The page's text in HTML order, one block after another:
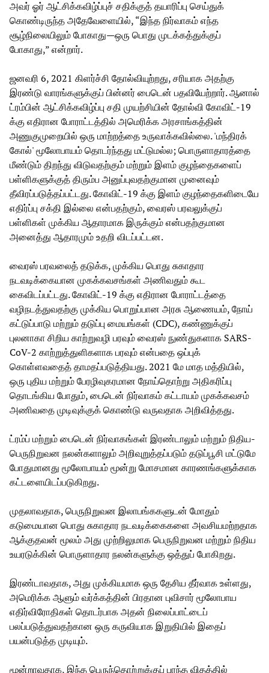
அவர் ஓர் ஆட்சிக்கவிழ்ப்புச் சதிக்குத் தயாரிப்பு செய்துக்
கொண்டிருந்த அதேவேளையில், “இந்த நிர்வாகம் எந்த
சூழ்நிலையிலும் போகாது—ஒரு பொது முடக்கத்துக்குப்
போகாது,” என்றார்.
ஜனவரி 6, 2021 கிளர்ச்சி தோல்வியுற்றது, சரியாக அதற்கு
இரண்டு வாரங்களுக்குப் பின்னர் பைடென் பதவியேற்றார். ஆனால்
ட்ரம்பின் ஆட்சிக்கவிழ்ப்பு சதி முயற்சியின் தோல்வி கோவிட்-19
க்கு எதிரான போராட்டத்தில் அமெரிக்க அரசாங்கத்தின்
அணுகுமுறையில் ஒரு மாற்றத்தை உருவாக்கவில்லை. 'மந்திரக்
கோல்' மூலோபாயம் தொடர்ந்தது மட்டுமல்ல; பொருளாதாரத்தை
மீண்டும் திறந்து விடுவதற்கும் மற்றும் இளம் குழந்தைகளைப்
பள்ளிகளுக்குத் திரும்ப அனுப்புவதற்குமான முனைவும்
தீவிரப்படுத்தப்பட்டது. கோவிட்-19 க்கு இளம் குழந்தைகளிடையே
எதிர்ப்பு சக்தி இல்லை என்பதற்கும், வைரஸ் பரவலுக்குப்
பள்ளிகள் முக்கிய ஆதாரமாக இருக்கும் என்பதற்குமான
அனைத்து ஆதாரமும் உதறி விடப்பட்டன.
வைரஸ் பரவலைத் தடுக்க, முக்கிய பொது சுகாதார
நடவடிக்கையான முகக்கவசங்கள் அணிவதும் கூட
கைவிடப்பட்டது. கோவிட்-19 க்கு எதிரான போராட்டத்தை
வழிநடத்துவதற்கு முக்கிய பொறுப்பான அரசு ஆணையம், நோய்
கட்டுப்பாடு மற்றும் தடுப்பு மையங்கள் (CDC), கண்ணுக்குப்
புலனாகா சிறிய காற்றுவழி பரவும் வைரஸ் நுண்துகளாக SARS-
CoV-2 காற்றுத்துளிகளாக பரவும் என்பதை ஒப்புக்
கொள்ளவதைத் தாமதப்படுத்தியது. 2021 மே மாத மத்தியில்,
ஒரு புதிய மற்றும் பேரழிவுகரமான நோய்தொற்று அதிகரிப்பு
தொடங்கிய போதும், பைடென் நிர்வாகம் கட்டாயம் முகக்கவசம்
அணிவதை முடிவுக்குக் கொண்டு வருவதாக அறிவித்தது.
ட்ரம்ப் மற்றும் பைடென் நிர்வாகங்கள் இரண்டாலும் மற்றும் நிதிய-
பெருநிறுவன நலன்களாலும் அறிவுறுத்தப்படும் தடுப்பூசி மட்டுமே
போதுமானது மூலோபாயம் மூன்று மோசமான காரணங்களுக்காக
கட்டளையிடப்படுகிறது.
முதலாவதாக, பெருநிறுவன இலாபங்ககளுடன் மோதும்
கடுமையான பொது சுகாதார நடவடிக்கைகளை அவசியமற்றதாக
ஆக்குதவன் மூலம் அது முற்றிலுமாக பெருநிறுவன மற்றும் நிதிய
உயரடுக்கின் பொருளாதார நலன்களுக்கு ஒத்துப் போகிறது.
இரண்டாவதாக, அது முக்கியமாக ஒரு தேசிய தீர்வாக உள்ளது,
அமெரிக்க ஆளும் வர்க்கத்தின் பிரதான புவிசார் மூலோபாய
எதிர்விரோதிகள் தொடர்பாக அதன் நிலைப்பாட்டைப்
பலப்படுத்துவதற்கான ஒரு கருவியாக இறுதியில் இதைப்
பயன்படுத்த முடியும்.
மூன்றாவதாக, இந்த பெருந்தொற்றுக்குப் பரந்த விதத்தில்